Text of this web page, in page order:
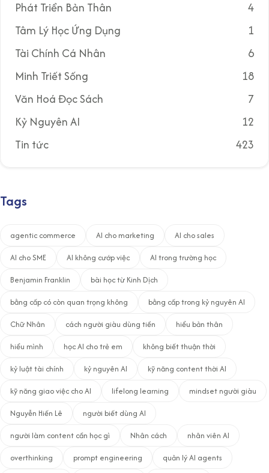
Phát Triển Bản Thân
4
Tâm Lý Học Ứng Dụng
1
Tài Chính Cá Nhân
6
Minh Triết Sống
18
Văn Hoá Đọc Sách
7
Kỷ Nguyên AI
12
Tin tức
423
Tags
agentic commerce AI cho marketing
AI cho sales
AI cho SME
AI không cướp việc
AI trong trường học
Benjamin Franklin
bài học từ Kinh Dịch
bằng cấp có còn quan trọng không
bằng cấp trong kỷ nguyên AI
Chữ Nhân
cách người giàu dùng tiền
hiểu bản thân
hiểu mình
học AI cho trẻ em
không biết thuận thời
kỷ luật tài chính
kỷ nguyên AI
kỹ năng content thời AI
kỹ năng giao việc cho AI
lifelong learning
mindset người giàu
Nguyễn Hiến Lê
người biết dùng AI
người làm content cần học gì
Nhân cách
nhân viên AI
overthinking
prompt engineering
quản lý AI agents